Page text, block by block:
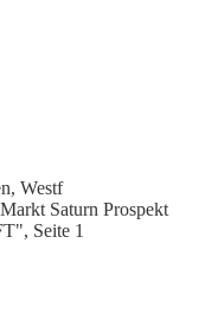
Westf
Saturn Prospekt
Seite 1